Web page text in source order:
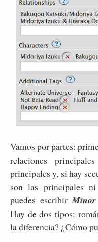
Vamos por partes:
relaciones
principales y, si hay
son las principales ni
puedes escribir Minor
Hay de dos tipos:
la diferencia? ¿Cómo